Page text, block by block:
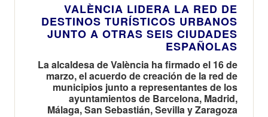
VALÈNCIA LIDERA LA RED DE
DESTINOS TURÍSTICOS URBANOS
JUNTO A OTRAS SEIS CIUDADES
ESPAÑOLAS
La alcaldesa de València ha firmado el 16 de
marzo, el acuerdo de creación de la red de
municipios junto a representantes de los
ayuntamientos de Barcelona, Madrid,
Málaga, San Sebastián, Sevilla y Zaragoza